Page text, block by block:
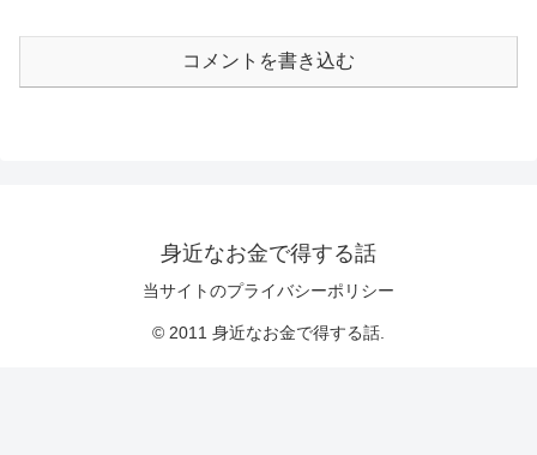
コメントを書き込む
身近なお金で得する話
当サイトのプライバシーポリシー
© 2011 身近なお金で得する話.